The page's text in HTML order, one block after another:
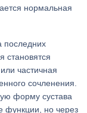
нормальная
последних
становятся
частичная
сочленения.
форму сустава
функции, но через